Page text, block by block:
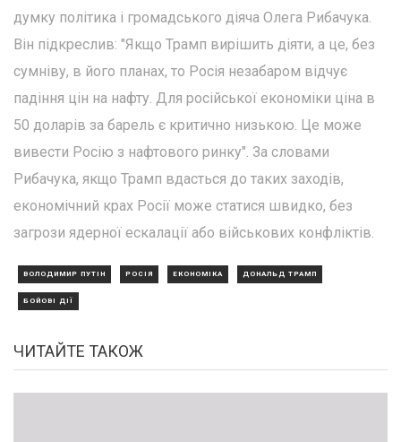
думку політика і громадського діяча Олега Рибачука.
Він підкреслив: "Якщо Трамп вирішить діяти, а це, без
сумніву, в його планах, то Росія незабаром відчує
падіння цін на нафту. Для російської економіки ціна в
50 доларів за барель є критично низькою. Це може
вивести Росію з нафтового ринку". За словами
Рибачука, якщо Трамп вдасться до таких заходів,
економічний крах Росії може статися швидко, без
загрози ядерної ескалації або військових конфліктів.
ВОЛОДИМИР ПУТІН РОСІЯ ЕКОНОМІКА ДОНАЛЬД ТРАМП
БОЙОВІ ДІЇ
ЧИТАЙТЕ ТАКОЖ